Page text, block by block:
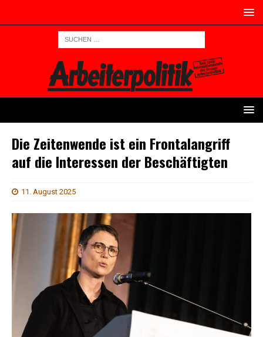
Die Zeitenwende ist ein Frontalangriff
auf die Interessen der Beschäftigten
11. August 2025